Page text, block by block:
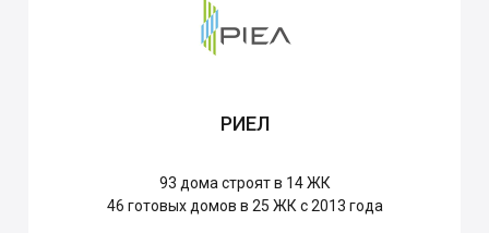
РИЕЛ
93 дома строят в 14 ЖК
46 готовых домов в 25 ЖК с 2013 года